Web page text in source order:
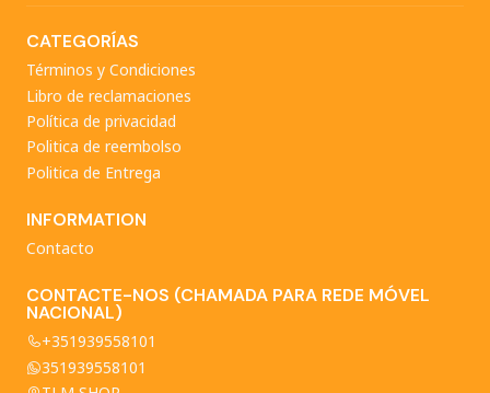
CATEGORÍAS
Términos y Condiciones
Libro de reclamaciones
Política de privacidad
Politica de reembolso
Politica de Entrega
INFORMATION
Contacto
CONTACTE-NOS (CHAMADA PARA REDE MÓVEL
NACIONAL)
+351939558101
351939558101